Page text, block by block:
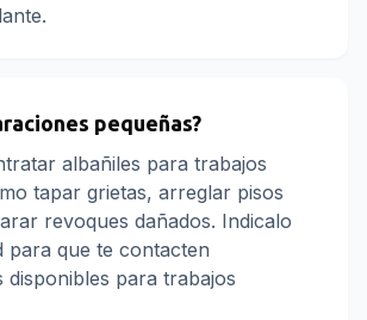
pequeñas?
albañiles para trabajos
tapar grietas, arreglar pisos
revoques dañados. Indicalo
para que te contacten
disponibles para trabajos